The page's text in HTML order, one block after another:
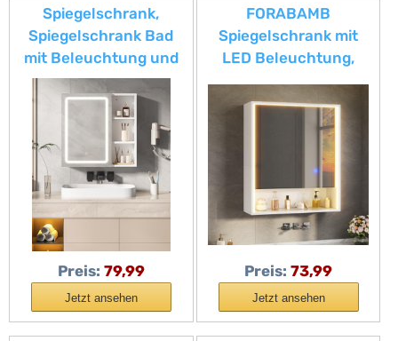
Spiegelschrank,
Spiegelschrank Bad
mit Beleuchtung und
Steckdosen, 2 Offenes
Ablagen, Badezimmer
Spiegelschranks mit
Verstellbaren Ablagen,
3 Farbtemperatur
Dimmbare, Berührung
Sensorschalter, Weiß
Preis: 79,99
Jetzt ansehen
FORABAMB
Spiegelschrank mit
LED Beleuchtung,
Steckdose & 3
Farbtemperaturen
Preis: 73,99
Jetzt ansehen